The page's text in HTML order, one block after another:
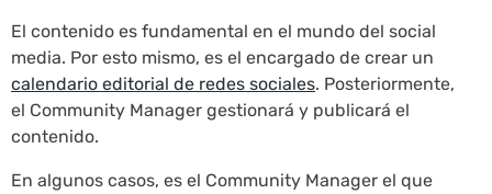
El contenido es fundamental en el mundo del social
media. Por esto mismo, es el encargado de crear un
calendario editorial de redes sociales. Posteriormente,
el Community Manager gestionará y publicará el
contenido.
En algunos casos, es el Community Manager el que